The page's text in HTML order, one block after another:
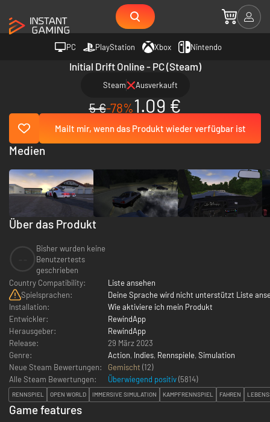
PC PlayStation Xbox Nintendo
Initial Drift Online - PC (Steam)
Steam Ausverkauft
5 €-78%1.09 €
Mailt mir, wenn das Produkt wieder verfügbar ist
Über das Produkt
Bisher wurden keine
Benutzertests
geschrieben
Country Compatibility:
Liste ansehen
Spielsprachen:
Deine Sprache wird nicht unterstützt Liste
Installation:
Wie aktiviere ich mein Produkt
Entwickler:
RewindApp
Herausgeber:
RewindApp
Release:
29 März 2023
Genre:
Action, Indies, Rennspiele, Simulation
Neue Steam Bewertungen:
Gemischt (12)
Alle Steam Bewertungen:
Überwiegend positiv(5814)
RENNSPIEL OPEN WORLD IMMERSIVE SIMULATION KAMPFRENNSPIEL FAHREN
Medien
Game features